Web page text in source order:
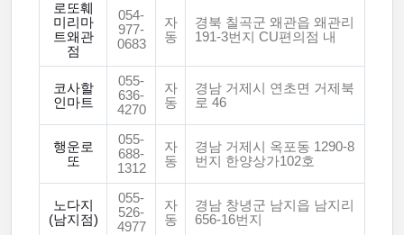
로또훼
미리마
트왜관
점
054-
977-
0683
자
동
경북 칠곡군 왜관읍 왜관리
191-3번지 CU편의점 내
코사할
인마트
055-
636-
4270
자
동
경남 거제시 연초면 거제북
로 46
행운로
또
055-
688-
1312
자
동
경남 거제시 옥포동 1290-8
번지 한양상가102호
노다지
(남지점)
055-
526-
4977
자
동
경남 창녕군 남지읍 남지리
656-16번지